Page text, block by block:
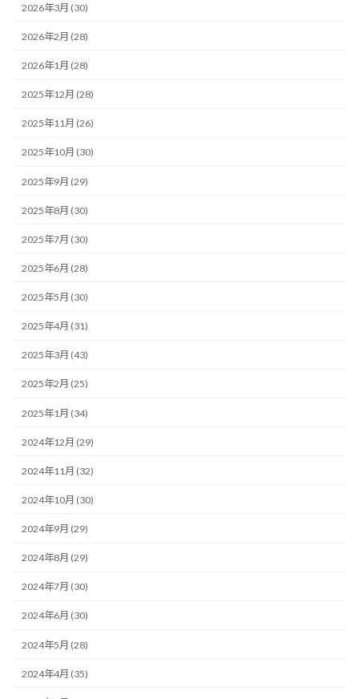
2026年3月 (30)
2026年2月 (28)
2026年1月 (28)
2025年12月 (28)
2025年11月 (26)
2025年10月 (30)
2025年9月 (29)
2025年8月 (30)
2025年7月 (30)
2025年6月 (28)
2025年5月 (30)
2025年4月 (31)
2025年3月 (43)
2025年2月 (25)
2025年1月 (34)
2024年12月 (29)
2024年11月 (32)
2024年10月 (30)
2024年9月 (29)
2024年8月 (29)
2024年7月 (30)
2024年6月 (30)
2024年5月 (28)
2024年4月 (35)